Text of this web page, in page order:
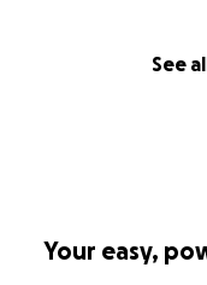
See
Your easy,